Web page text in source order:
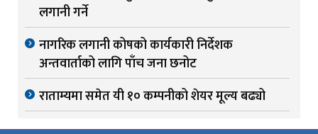
लगानी गर्ने
नागरिक लगानी कोषको कार्यकारी निर्देशक
अन्तवार्ताको लागि पाँच जना छनोट
राताम्यमा समेत यी १० कम्पनीको शेयर मूल्य बढ्यो